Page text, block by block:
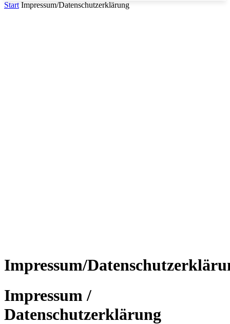
Start Impressum/Datenschutzerklärung
Impressum/
Impressum /
Datenschutzerklärung